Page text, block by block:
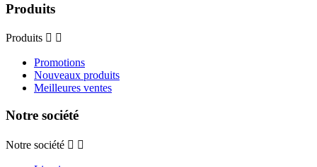
Produits
Produits  
Promotions
Nouveaux produits
Meilleures ventes
Notre société
Notre société  